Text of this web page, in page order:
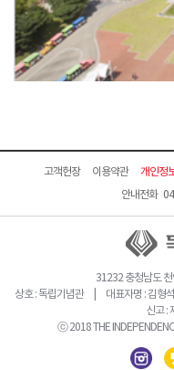
고객헌장 이용약관 개인정
안내전화
31232 충청남도
상호 : 독립기념관 | 대표자명 : 김
신고 :
ⓒ 2018 THE